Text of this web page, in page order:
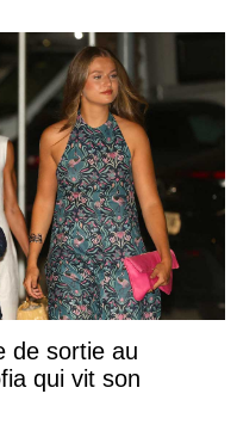
de sortie au
qui vit son